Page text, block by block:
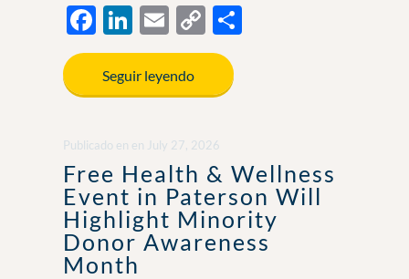
F
ac
e
b
o
o
k
Li
n
k
e
dI
n
E
m
ail
C
o
y
Li
n
k
S
Seguir leyendo
Publicado en en July 27, 2026
Free Health & Wellness
Event in Paterson Will
Highlight Minority
Donor Awareness
Month